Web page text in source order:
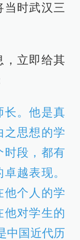
当时武汉三
，立即给其
长。他是真
之思想的学
时段，都有
越表现。
他个人的学
他对学生的
中国近代历